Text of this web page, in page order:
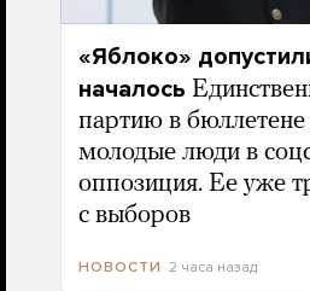
«Яблоко»
началось
партию в
молодые люди в
оппозиция. Ее уже
с выборов
НОВОСТИ 2 часа назад